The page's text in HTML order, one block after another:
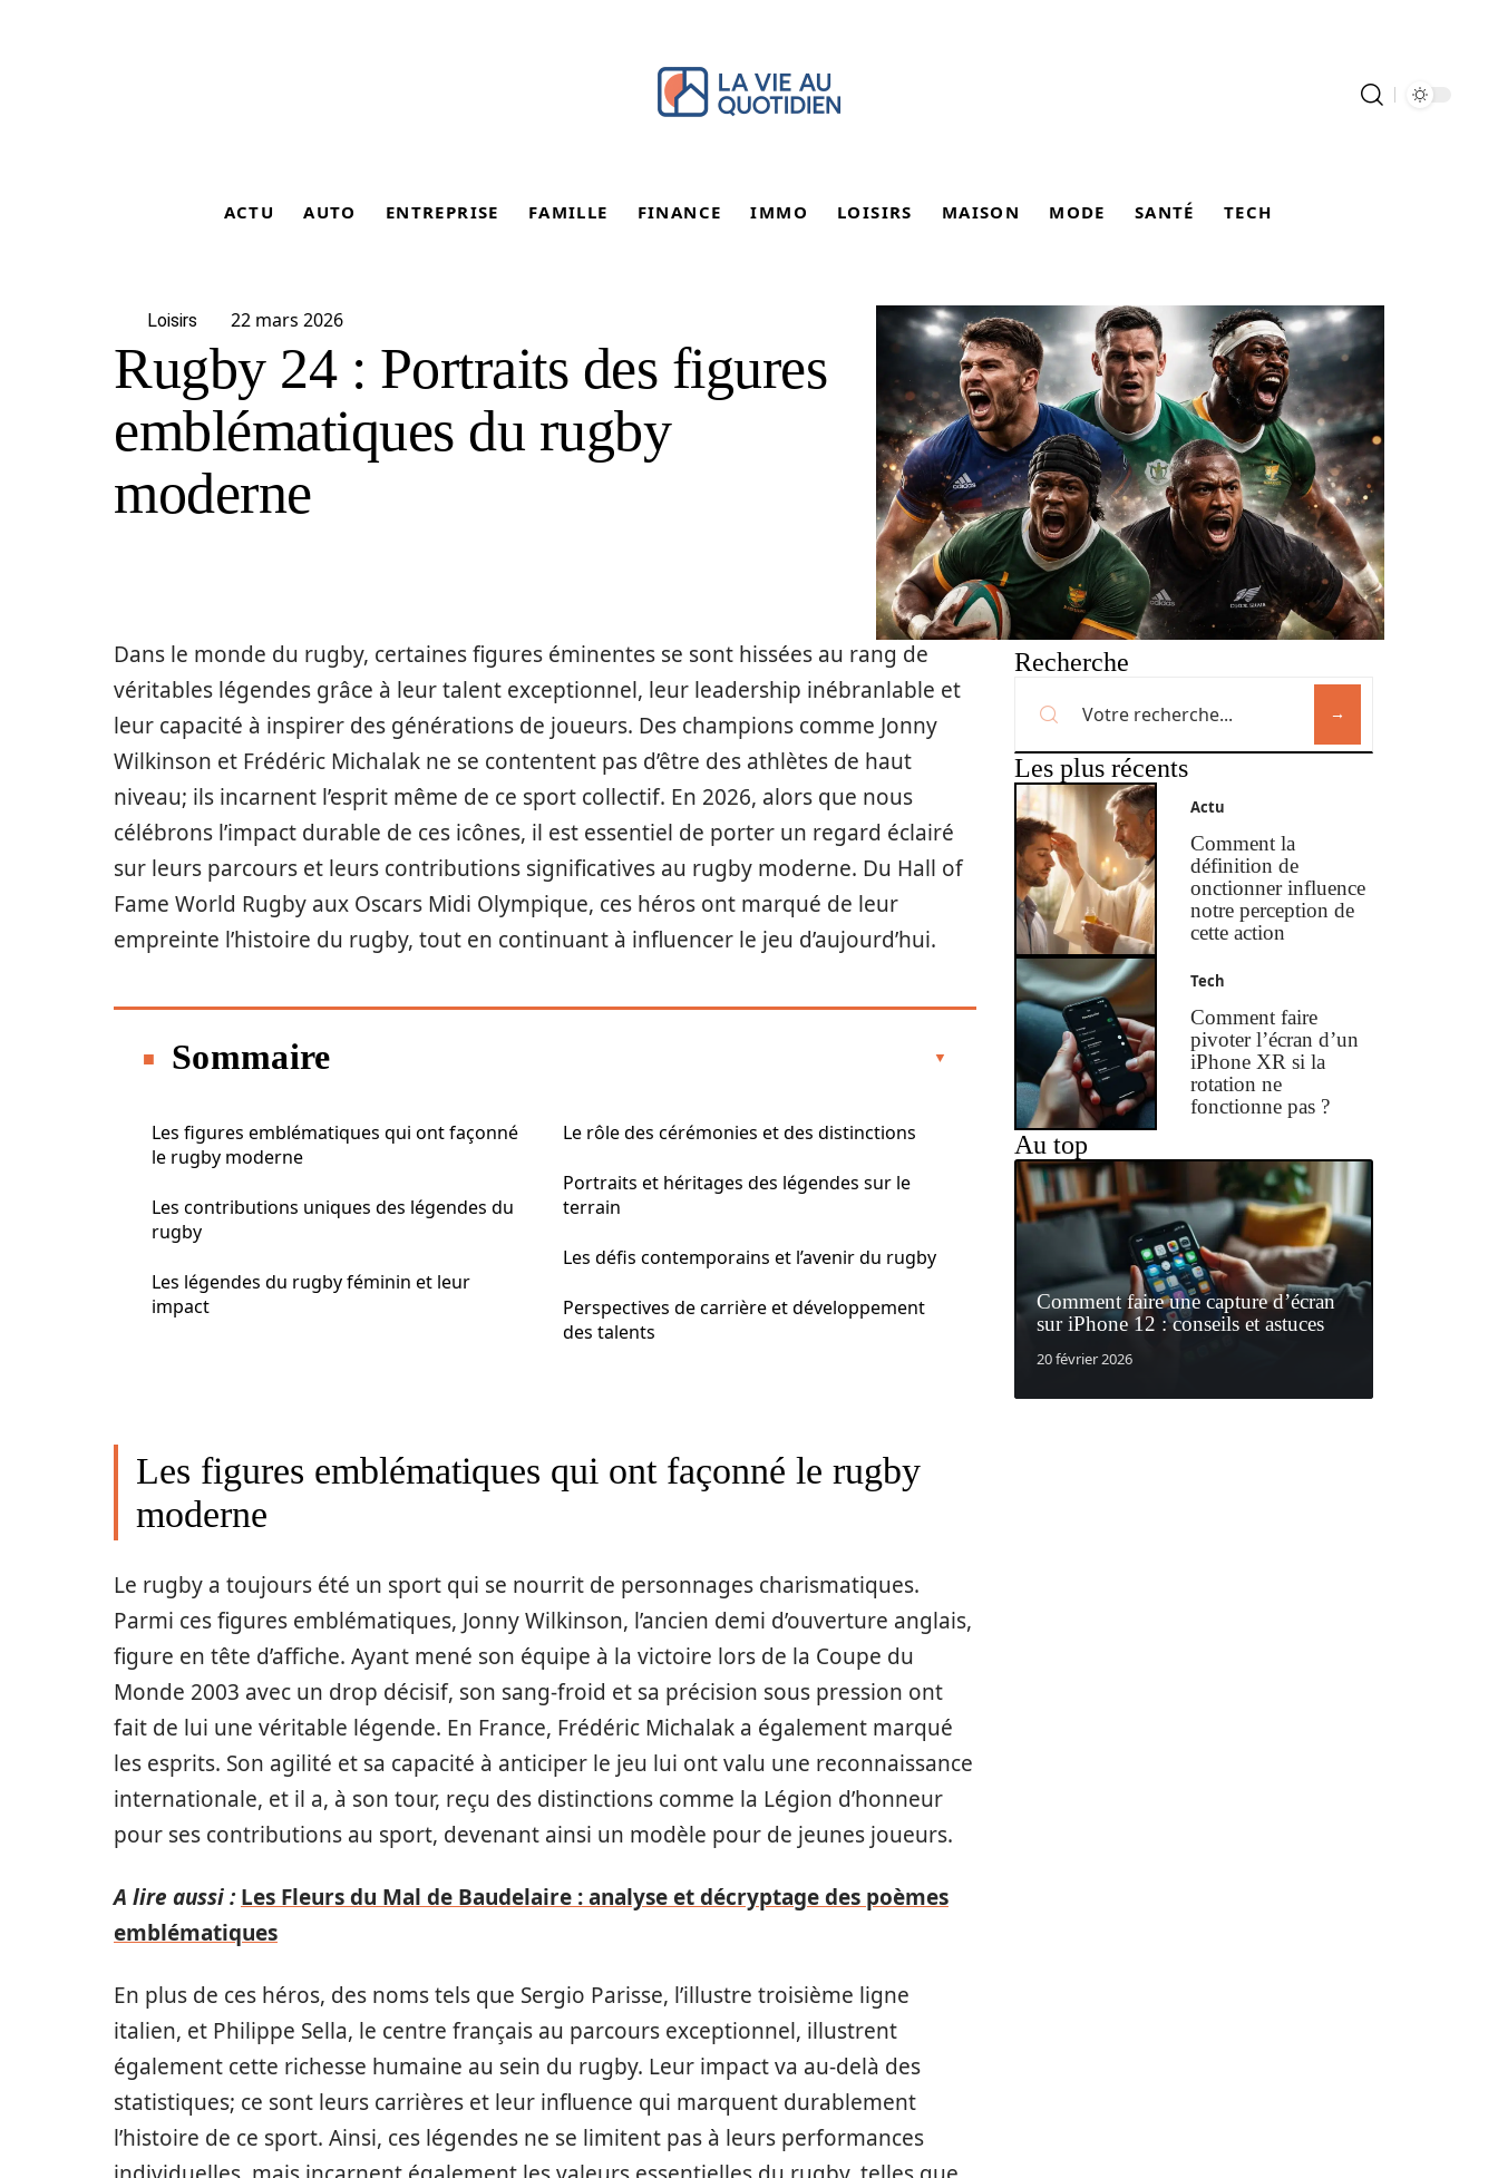
ACTU AUTO ENTREPRISE FAMILLE FINANCE IMMO LOISIRS MAISON MODE SANTÉ TECH
Loisirs 22 mars 2026
Rugby 24 : Portraits des figures
emblématiques du rugby
moderne
Dans le monde du rugby, certaines figures éminentes se sont hissées au rang de
véritables légendes grâce à leur talent exceptionnel, leur leadership inébranlable et
leur capacité à inspirer des générations de joueurs. Des champions comme Jonny
Wilkinson et Frédéric Michalak ne se contentent pas d’être des athlètes de haut
niveau; ils incarnent l’esprit même de ce sport collectif. En 2026, alors que nous
célébrons l’impact durable de ces icônes, il est essentiel de porter un regard éclairé
sur leurs parcours et leurs contributions significatives au rugby moderne. Du Hall of
Fame World Rugby aux Oscars Midi Olympique, ces héros ont marqué de leur
empreinte l’histoire du rugby, tout en continuant à influencer le jeu d’aujourd’hui.
Sommaire
Les figures emblématiques qui ont façonné
le rugby moderne
Les contributions uniques des légendes du
rugby
Les légendes du rugby féminin et leur
impact
Le rôle des cérémonies et des distinctions
Portraits et héritages des légendes sur le
terrain
Les défis contemporains et l’avenir du rugby
Perspectives de carrière et développement
des talents
Les figures emblématiques qui ont façonné le rugby
moderne
Le rugby a toujours été un sport qui se nourrit de personnages charismatiques.
Parmi ces figures emblématiques, Jonny Wilkinson, l’ancien demi d’ouverture anglais,
figure en tête d’affiche. Ayant mené son équipe à la victoire lors de la Coupe du
Monde 2003 avec un drop décisif, son sang-froid et sa précision sous pression ont
fait de lui une véritable légende. En France, Frédéric Michalak a également marqué
les esprits. Son agilité et sa capacité à anticiper le jeu lui ont valu une reconnaissance
internationale, et il a, à son tour, reçu des distinctions comme la Légion d’honneur
pour ses contributions au sport, devenant ainsi un modèle pour de jeunes joueurs.
A lire aussi : Les Fleurs du Mal de Baudelaire : analyse et décryptage des poèmes
emblématiques
En plus de ces héros, des noms tels que Sergio Parisse, l’illustre troisième ligne
italien, et Philippe Sella, le centre français au parcours exceptionnel, illustrent
également cette richesse humaine au sein du rugby. Leur impact va au-delà des
statistiques; ce sont leurs carrières et leur influence qui marquent durablement
l’histoire de ce sport. Ainsi, ces légendes ne se limitent pas à leurs performances
Recherche
Les plus récents
Actu
Comment la
définition de
onctionner influence
notre perception de
cette action
Tech
Comment faire
pivoter l’écran d’un
iPhone XR si la
rotation ne
fonctionne pas ?
Au top
Comment faire une capture d’écran
sur iPhone 12 : conseils et astuces
20 février 2026